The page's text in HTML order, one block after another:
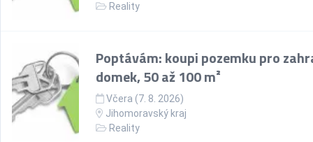
Reality
Poptávám: koupi pozemku pro
domek, 50 až 100 m²
Včera (7. 8. 2026)
Jihomoravský kraj
Reality